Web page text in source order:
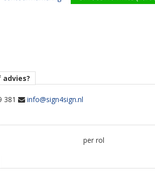
381 info@sign4sign.nl
per rol